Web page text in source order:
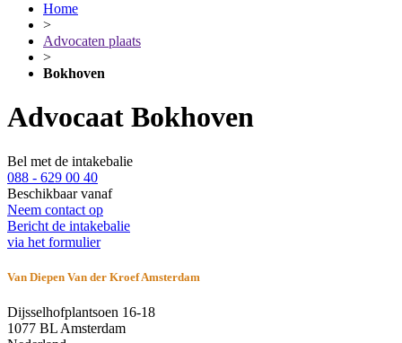
Home
>
Advocaten plaats
>
Bokhoven
Advocaat Bokhoven
Bel met de intakebalie
088 - 629 00 40
Beschikbaar vanaf
Neem contact op
Bericht de intakebalie
via het formulier
Van Diepen Van der Kroef Amsterdam
Dijsselhofplantsoen 16-18
1077 BL Amsterdam